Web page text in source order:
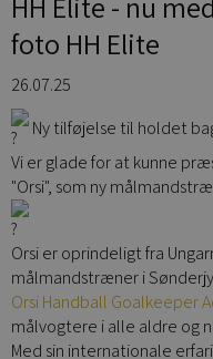
foto HH Elite
26.07.25
Ny tilføjelse til holdet
Vi er glade for at kunne
"Orsi", som ny
Orsi er oprindeligt fra
målmandstræner i
Orsi Handball Goalkeeper
målvogtere i alle aldre og
Med sin internationale